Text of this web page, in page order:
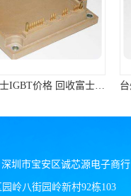
台州大量回收富士IGBT 回收富士模块 快速上门
深圳市宝安区诚芯源电子商行
岭八街园岭新村92栋103